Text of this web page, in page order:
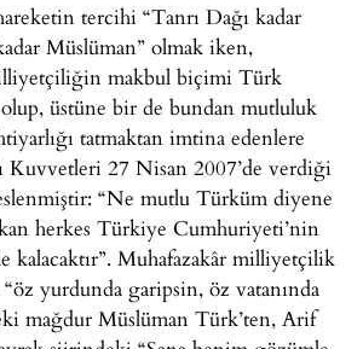
tercihi “Tanrı Dağı kadar
Müslüman” olmak iken,
makbul biçimi Türk
üstüne bir de bundan mutluluk
tatmaktan imtina edenlere
Kuvvetleri 27 Nisan 2007’de verdiği
“Ne mutlu Türküm diyene
herkes Türkiye Cumhuriyeti’nin
kalacaktır”. Muhafazakâr milliyetçilik
“öz yurdunda garipsin, öz vatanında
mağdur Müslüman Türk’ten, Arif